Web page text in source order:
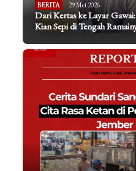
BERITA 29 Mei 2026
Dari Kertas ke Layar
Kian Sepi di Tengah